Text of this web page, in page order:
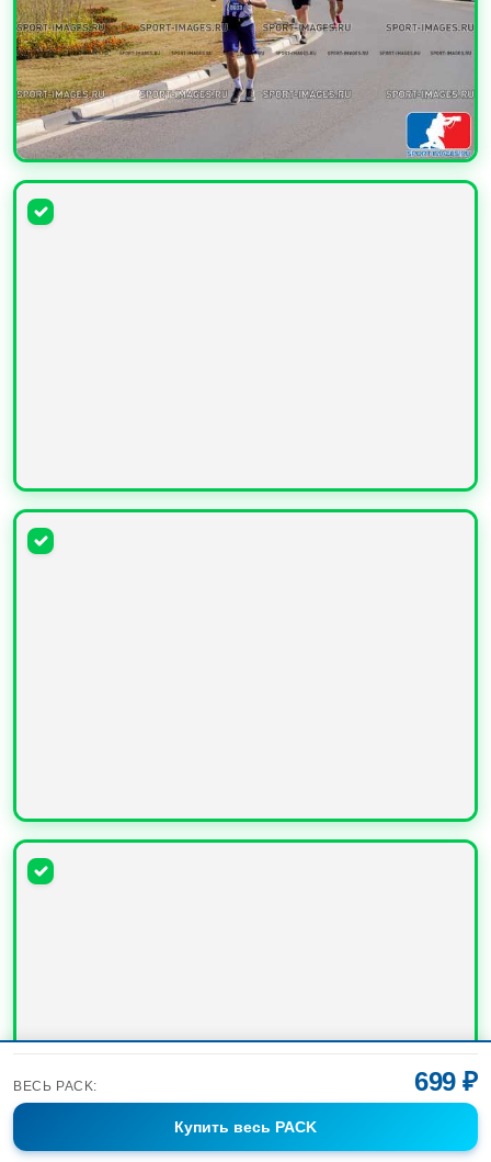
ВЕСЬ PACK: 699 ₽
Купить весь PACK
УВЕЛИЧИТЬ
УВЕЛИЧИТЬ
УВЕЛИЧИТЬ